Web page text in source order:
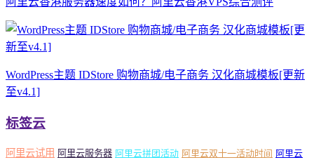
WordPress主题 IDStore 购物商城/电子商务 汉化商城模板[更新
至v4.1]
标签云
阿里云试用 阿里云服务器 阿里云拼团活动 阿里云双十一活动时间 阿里云